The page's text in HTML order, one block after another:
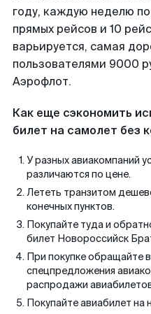
году, каждую неделю
прямых рейсов и 10
варьируется, самая
пользователями 9000
Аэрофлот.
Как еще сэкономить
билет на самолет без
У разных авиакомпаний
различаются по цене.
Лететь транзитом
конечных пунктов.
Покупайте туда и
билет Новороссийск
При покупке обращайте
спецпредложения
распродажи
Покупайте авиабилет на